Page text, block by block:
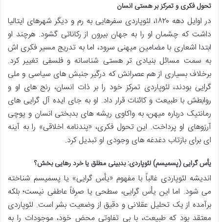
تحول فکری و تمرکز بر هستی انسان
در اوایل دهه ۱۸۲۰، لئوپاردی سفرهایی به رم و دیگر شهرهای ایتالیا
داشت که چشمان او را به جهان بیرون از رکاناتی گشود. هرچند او
ابتدا اشعاری با مضامین میهنی سرود، اما به تدریج مسیر فکری اش
به سمت مسائل بنیادی تر هستی شناسانه و فلسفی تغییر کرد.
برخلاف بسیاری از هم عصرانش که درگیر جنبش های سیاسی و ملی
گرایی بودند، لئوپاردی تمرکز خود را بر ذات انسان، رنج های او و
روابطش با طبیعت و کائنات قرار داد. او به جای ایده آل گرایی های
رمانتیک درباره میهن، به واکاوی ریشه های بدبختی انسان و پوچی
آرزوهای او پرداخت. این تحول فکری، «پندنامه اخلاقی» را به آینه
ای برای بازتاب دغدغه های وجودی او تبدیل کرد.
یأس گرایی (پسمیسم) لئوپاردی: بدبینی مطلق یا خرد رهایی بخش؟
اندیشه لئوپاردی غالباً با مفهوم «یأس گرایی» یا پسمیسم شناخته
می شود. اما این یأس گرایی، سطحی یا صرفاً عاطفی نیست؛ بلکه
برآمده از یک تحلیل عقلانی و دقیق از وضعیت بشر است. لئوپاردی
معتقد بود که طبیعت، با بی تفاوتی محض خود، موجودات را به